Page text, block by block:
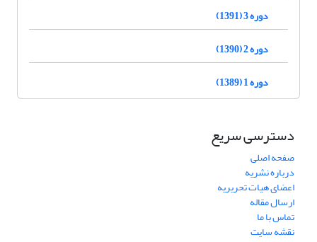
دوره 3 (1391)
دوره 2 (1390)
دوره 1 (1389)
دسترسی سریع
صفحه اصلی
درباره نشریه
اعضای هیات تحریریه
ارسال مقاله
تماس با ما
نقشه سایت